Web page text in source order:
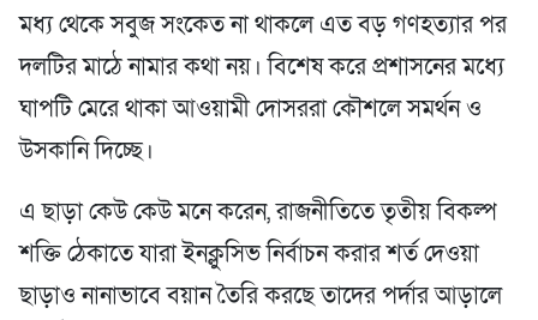
মধ্য থেকে সবুজ সংকেত না থাকলে এত বড় গণহত্যার পর
দলটির মাঠে নামার কথা নয়। বিশেষ করে প্রশাসনের মধ্যে
ঘাপটি মেরে থাকা আওয়ামী দোসররা কৌশলে সমর্থন ও
উসকানি দিচ্ছে।
এ ছাড়া কেউ কেউ মনে করেন, রাজনীতিতে তৃতীয় বিকল্প
শক্তি ঠেকাতে যারা ইনক্লুসিভ নির্বাচন করার শর্ত দেওয়া
ছাড়াও নানাভাবে বয়ান তৈরি করছে তাদের পর্দার আড়ালে